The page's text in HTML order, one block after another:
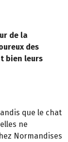
de la
des
bien leurs
que le chat
ne
Normandises